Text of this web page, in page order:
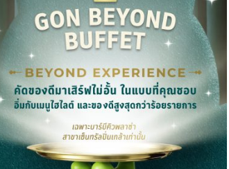
GON Buffet ยกทัพตัวท็อป
Promotion